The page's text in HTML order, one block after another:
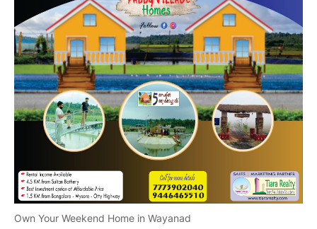
Own Your Weekend Home in Wayanad